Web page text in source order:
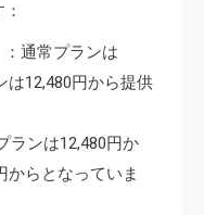
通常プランは
は12,480円から提供
ランは12,480円か
からとなっていま